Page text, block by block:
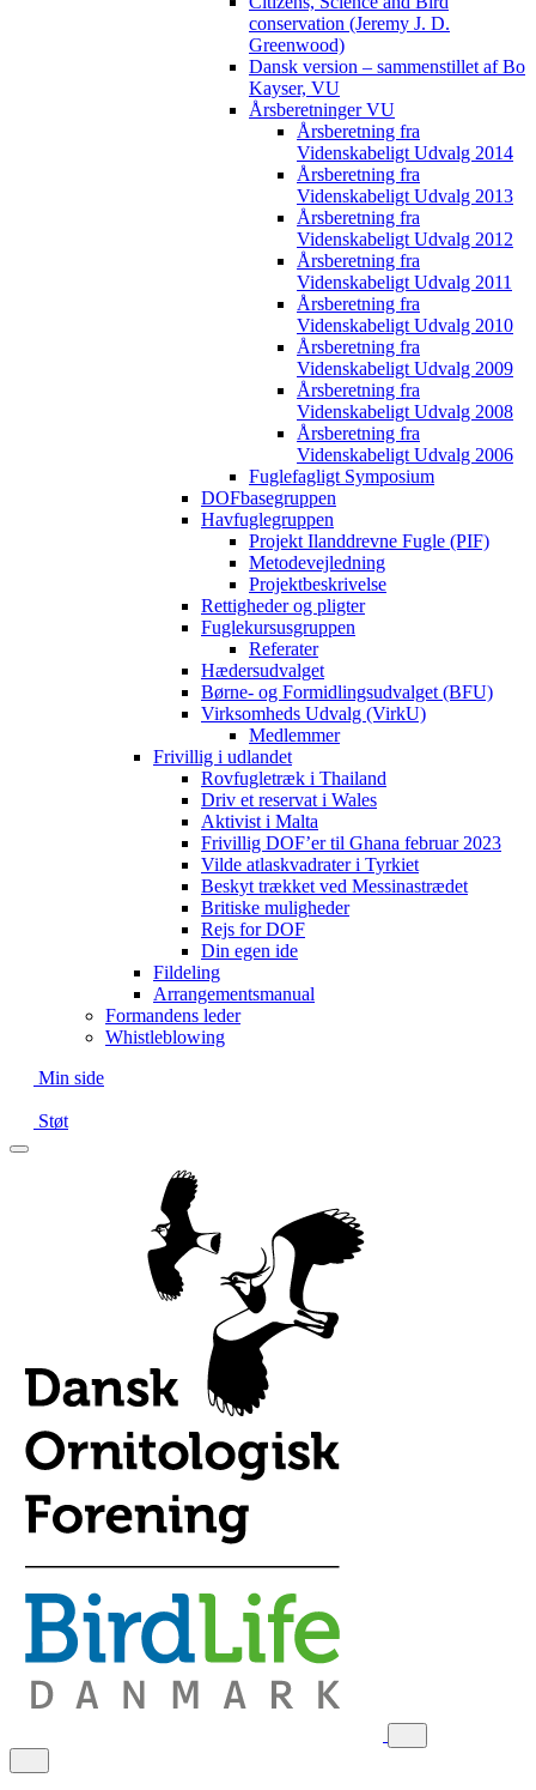
conservation (Jeremy J. D.
Greenwood)
Dansk version – sammenstillet af Bo
Kayser, VU
Årsberetninger VU
Årsberetning fra
Videnskabeligt Udvalg 2014
Årsberetning fra
Videnskabeligt Udvalg 2013
Årsberetning fra
Videnskabeligt Udvalg 2012
Årsberetning fra
Videnskabeligt Udvalg 2011
Årsberetning fra
Videnskabeligt Udvalg 2010
Årsberetning fra
Videnskabeligt Udvalg 2009
Årsberetning fra
Videnskabeligt Udvalg 2008
Årsberetning fra
Videnskabeligt Udvalg 2006
Fuglefagligt Symposium
DOFbasegruppen
Havfuglegruppen
Projekt Ilanddrevne Fugle (PIF)
Metodevejledning
Projektbeskrivelse
Rettigheder og pligter
Fuglekursusgruppen
Referater
Hædersudvalget
Børne- og Formidlingsudvalget (BFU)
Virksomheds Udvalg (VirkU)
Medlemmer
Frivillig i udlandet
Rovfugletræk i Thailand
Driv et reservat i Wales
Aktivist i Malta
Frivillig DOF’er til Ghana februar 2023
Vilde atlaskvadrater i Tyrkiet
Beskyt trækket ved Messinastrædet
Britiske muligheder
Rejs for DOF
Din egen ide
Fildeling
Arrangementsmanual
Formandens leder
Whistleblowing
Min side
Støt